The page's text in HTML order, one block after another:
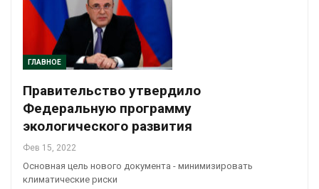
ГЛАВНОЕ
Правительство утвердило
Федеральную программу
экологического развития
Фев 15, 2022
Основная цель нового документа - минимизировать
климатические риски